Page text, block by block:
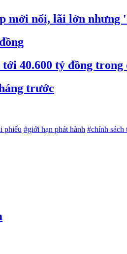
mới nổi, lãi lớn nhưng
40.600 tỷ đồng
trước
phiếu #giới hạn phát hành #chính sách